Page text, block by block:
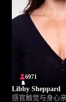
6971
Libby Sheppard
感官触觉与身心